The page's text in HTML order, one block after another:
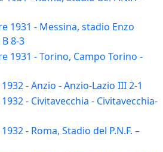
1931 - Messina, stadio Enzo
8-3
1931 - Torino, Campo Torino -
- Anzio - Anzio-Lazio III 2-1
- Civitavecchia - Civitavecchia-
- Roma, Stadio del P.N.F. –